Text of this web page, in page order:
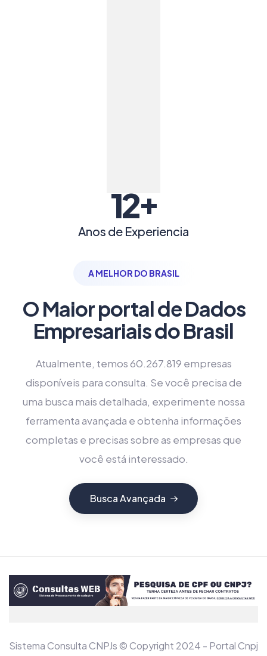
12+
Anos de Experiencia
A MELHOR DO BRASIL
O Maior portal de Dados
Empresariais do Brasil
Atualmente, temos 60.267.819 empresas
disponíveis para consulta. Se você precisa de
uma busca mais detalhada, experimente nossa
ferramenta avançada e obtenha informações
completas e precisas sobre as empresas que
você está interessado.
Busca Avançada
Sistema Consulta CNPJs © Copyright 2024 - Portal Cnpj